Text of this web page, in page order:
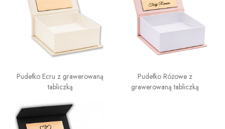
Pudełko Ecru z grawerowaną
tabliczką
Pudełko Różowe z
grawerowaną tabliczką